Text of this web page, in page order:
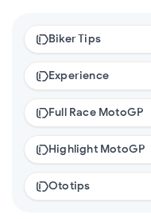
Biker Tips
Experience
Full Race MotoGP
Highlight MotoGP
Ototips